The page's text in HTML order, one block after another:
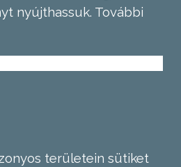
nyújthassuk. További
területein sütiket